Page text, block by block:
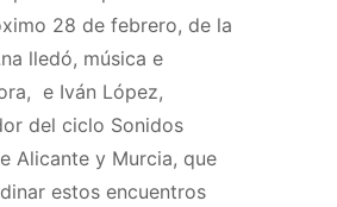
28 de febrero, de la
lledó, música e
e Iván López,
del ciclo Sonidos
Alicante y Murcia, que
estos encuentros